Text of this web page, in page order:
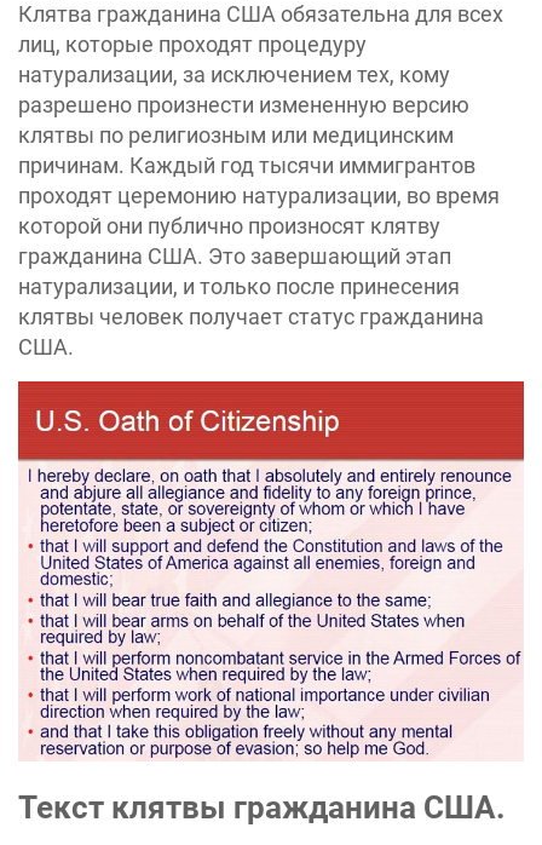
Клятва гражданина США обязательна для всех
лиц, которые проходят процедуру
натурализации, за исключением тех, кому
разрешено произнести измененную версию
клятвы по религиозным или медицинским
причинам. Каждый год тысячи иммигрантов
проходят церемонию натурализации, во время
которой они публично произносят клятву
гражданина США. Это завершающий этап
натурализации, и только после принесения
клятвы человек получает статус гражданина
США.
Текст клятвы гражданина США.